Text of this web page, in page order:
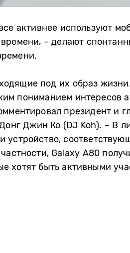
активнее используют
– делают
под их образ
пониманием интересов
президент и
Джин Ко (DJ Koh). – В
Galaxy A80
хотят быть активными